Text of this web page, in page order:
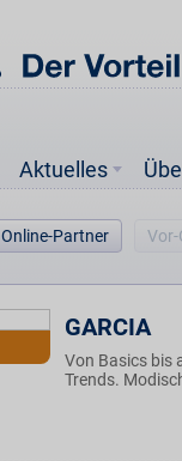
Aktuelles
Online-Partner
GARCIA
Von Basics bis
Trends.